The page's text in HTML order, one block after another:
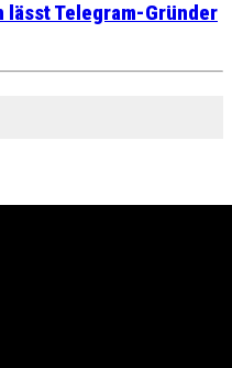
lässt Telegram-Gründer